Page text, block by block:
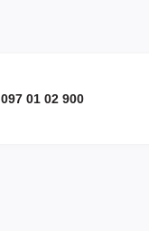
097 01 02 900